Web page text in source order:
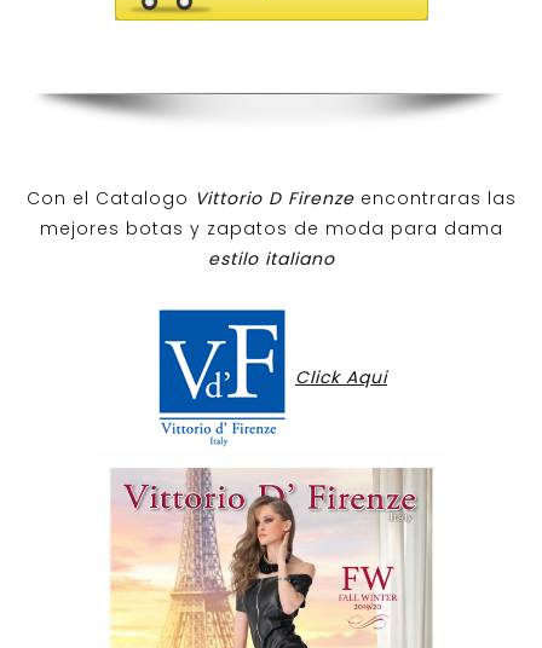
Con el Catalogo Vittorio D Firenzeencontraras las
mejores botas y zapatos de moda para dama
estilo italiano
Click Aqui